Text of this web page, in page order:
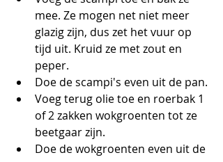
mee. Ze mogen net niet meer
glazig zijn, dus zet het vuur op
tijd uit. Kruid ze met zout en
peper.
Doe de scampi's even uit de pan.
Voeg terug olie toe en roerbak 1
of 2 zakken wokgroenten tot ze
beetgaar zijn.
Doe de wokgroenten even uit de